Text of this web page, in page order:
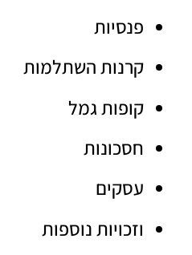
פנסיות
קרנות השתלמות
קופות גמל
חסכונות
עסקים
וזכויות נוספות